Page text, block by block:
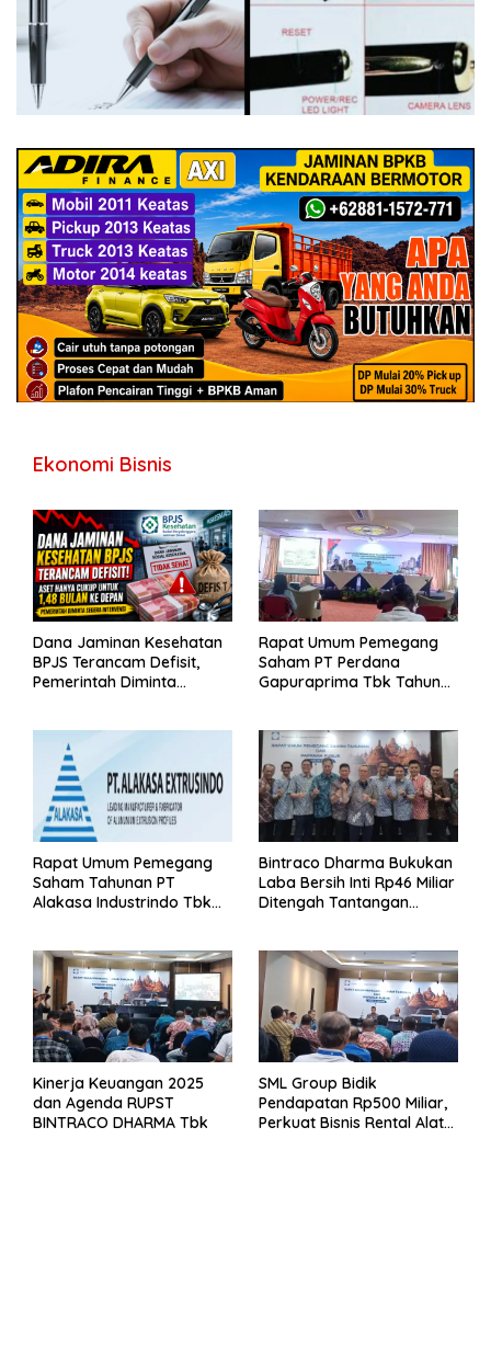
Ekonomi Bisnis
Dana Jaminan Kesehatan
BPJS Terancam Defisit,
Pemerintah Diminta
Rapat Umum Pemegang
Saham PT Perdana
Gapuraprima Tbk Tahun
Rapat Umum Pemegang
Saham Tahunan PT
Alakasa Industrindo Tbk
Bintraco Dharma Bukukan
Laba Bersih Inti Rp46 Miliar
Ditengah Tantangan
Kinerja Keuangan 2025
dan Agenda RUPST
BINTRACO DHARMA Tbk
SML Group Bidik
Pendapatan Rp500 Miliar,
Perkuat Bisnis Rental Alat